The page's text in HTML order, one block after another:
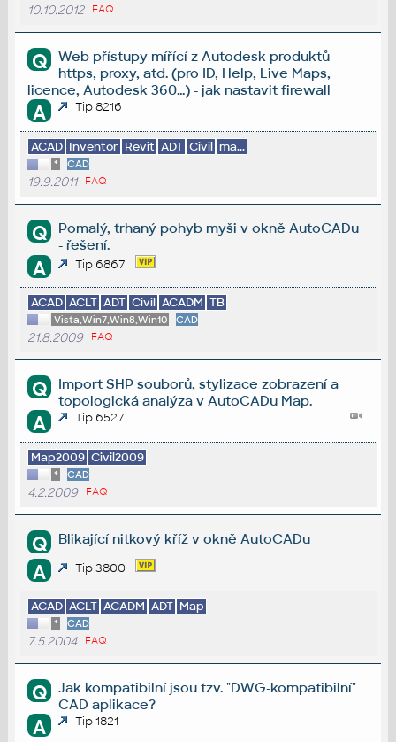
10.10.2012 FAQ
Q
Web přístupy mířící z Autodesk produktů -
https, proxy, atd. (pro ID, Help, Live Maps,
licence, Autodesk 360...) - jak nastavit firewall
A Tip 8216
ACAD Inventor Revit ADT Civil ma...
* CAD
19.9.2011 FAQ
Q
Pomalý, trhaný pohyb myši v okně AutoCADu
- řešení.
A Tip 6867
ACAD ACLT ADT Civil ACADM TB
Vista,Win7,Win8,Win10 CAD
21.8.2009 FAQ
Q
Import SHP souborů, stylizace zobrazení a
topologická analýza v AutoCADu Map.
A Tip 6527
Map2009 Civil2009
* CAD
4.2.2009 FAQ
Q Blikající nitkový kříž v okně AutoCADu
A Tip 3800
ACAD ACLT ACADM ADT Map
* CAD
7.5.2004 FAQ
Q
Jak kompatibilní jsou tzv. "DWG-kompatibilní"
CAD aplikace?
A Tip 1821